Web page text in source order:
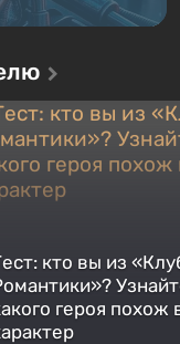
кто вы из
героя похож